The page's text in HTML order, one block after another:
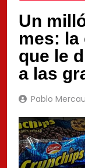
Un
mes: la
que le
a las
Pablo Mercau